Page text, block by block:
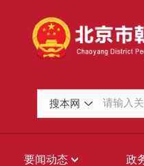
搜本网
要闻动态 政